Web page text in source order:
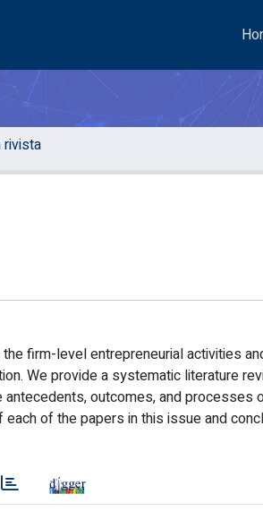
rivista
firm-level entrepreneurial activities
We provide a systematic literature
outcomes, and processes
of the papers in this issue and